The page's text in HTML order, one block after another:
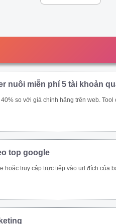
nuôi miễn phí 5 tài khoản
phí, hoặc được \\\\\\\\\\\\\\\\\\\\\\\\\\\\\\\&amp;amp;quot;mua rẻ\\\\\\\\\\\\\\\\\\\\\\\\\\\\\\\&amp;amp;quot; các tool tự động thông qua ứng dụng này - Auto đăng nhập
top google
UserAgent và giả lập được trên mọi trình duyệt, hệ điều hành. – Chạy đa luồng (Mở nhiều cửa sổ cùng lúc) để tăng tốc độ SEO. Vĩnh viễn, bảo hành 1 đổi 1 tool Video